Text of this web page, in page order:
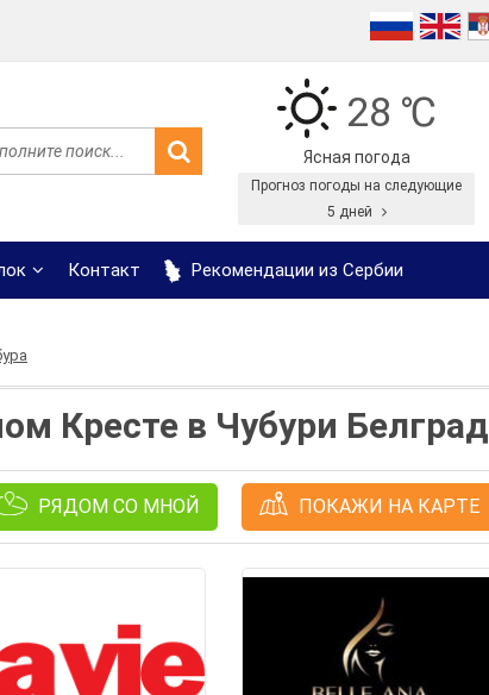
28 ℃
Ясная погода
Прогноз погоды на следующие
5 дней
Контакт Рекомендации из Сербии
Кресте в Чубури Белград
РЯДОМ СО МНОЙ ПОКАЖИ НА КАРТЕ